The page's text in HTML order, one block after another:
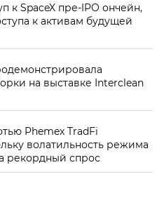
к SpaceX пре-IPO ончейн,
к активам будущей
на выставке Interclean
Phemex TradFi
волатильность режима
рекордный спрос